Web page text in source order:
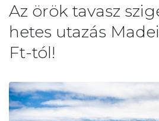
Az örök tavasz
hetes utazás
Ft-tól!